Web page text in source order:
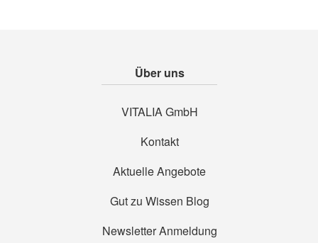
Über uns
VITALIA GmbH
Kontakt
Aktuelle Angebote
Gut zu Wissen Blog
Newsletter Anmeldung